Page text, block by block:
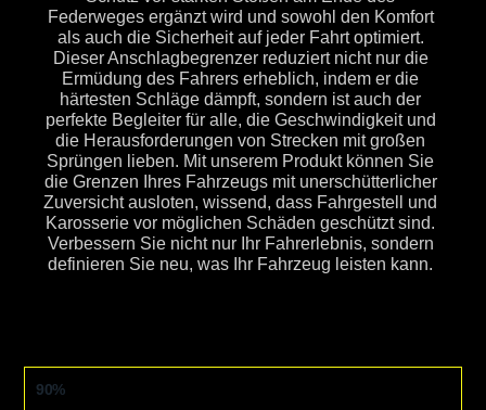
Federweges ergänzt wird und sowohl den Komfort
als auch die Sicherheit auf jeder Fahrt optimiert.
Dieser Anschlagbegrenzer reduziert nicht nur die
Ermüdung des Fahrers erheblich, indem er die
härtesten Schläge dämpft, sondern ist auch der
perfekte Begleiter für alle, die Geschwindigkeit und
die Herausforderungen von Strecken mit großen
Sprüngen lieben. Mit unserem Produkt können Sie
die Grenzen Ihres Fahrzeugs mit unerschütterlicher
Zuversicht ausloten, wissend, dass Fahrgestell und
Karosserie vor möglichen Schäden geschützt sind.
Verbessern Sie nicht nur Ihr Fahrerlebnis, sondern
definieren Sie neu, was Ihr Fahrzeug leisten kann.
ABSEITS DER STRASSE
90%